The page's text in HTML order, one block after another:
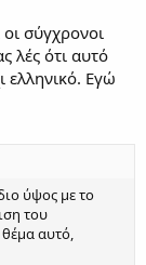
σύγχρονοι
λές ότι αυτό
ελληνικό. Εγώ
ύψος με το
του
αυτό,